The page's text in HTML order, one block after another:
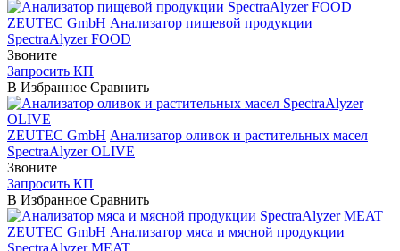
ZEUTEC GmbH Анализатор пищевой продукции
SpectraAlyzer FOOD
Звоните
Запросить КП
В Избранное Сравнить
ZEUTEC GmbH Анализатор оливок и растительных масел
SpectraAlyzer OLIVE
Звоните
Запросить КП
В Избранное Сравнить
ZEUTEC GmbH Анализатор мяса и мясной продукции